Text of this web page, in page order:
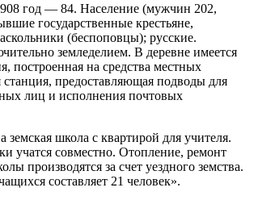
год — 84. Население (мужчин 202,
государственные крестьяне,
(беспоповцы); русские.
земледелием. В деревне имеется
построенная на средства местных
станция, предоставляющая подводы для
лиц и исполнения почтовых
земская школа с квартирой для учителя.
учатся совместно. Отопление, ремонт
производятся за счет уездного земства.
составляет 21 человек».